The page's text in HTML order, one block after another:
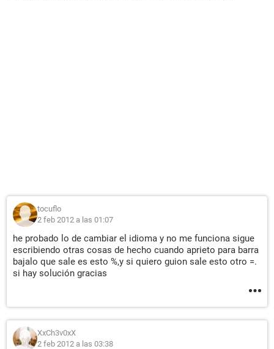
tocuflo
2 feb 2012 a las 01:07
he probado lo de cambiar el idioma y no me funciona sigue
escribiendo otras cosas de hecho cuando aprieto para barra
bajalo que sale es esto %,y si quiero guion sale esto otro =.
si hay solución gracias
XxCh3v0xX
2 feb 2012 a las 03:38